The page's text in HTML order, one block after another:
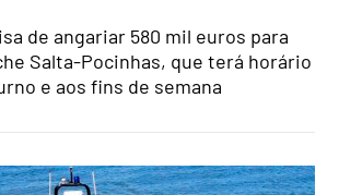
de angariar 580 mil euros para
Salta-Pocinhas, que terá horário
e aos fins de semana